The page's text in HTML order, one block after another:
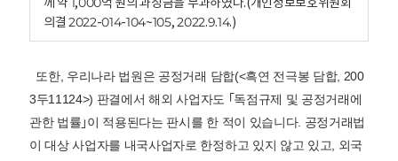
의결 2022-014-104~105, 2022.9.14.)
또한, 우리나라 법원은 공정거래 담합(<흑연 전극봉 담합, 200
3두11124>) 판결에서 해외 사업자도 ｢독점규제 및 공정거래에
관한 법률｣이 적용된다는 판시를 한 적이 있습니다. 공정거래법
이 대상 사업자를 내국사업자로 한정하고 있지 않고 있고, 외국